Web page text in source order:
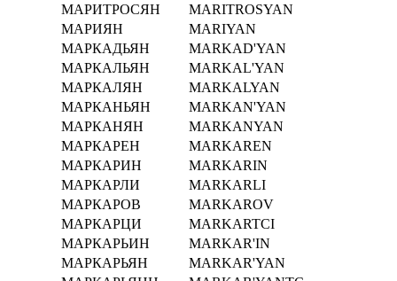
МАРИТРОСЯН
MARITROSYAN
МАРИЯН
MARIYAN
МАРКАДЬЯН
MARKAD'YAN
МАРКАЛЬЯН
MARKAL'YAN
МАРКАЛЯН
MARKALYAN
МАРКАНЬЯН
MARKAN'YAN
МАРКАНЯН
MARKANYAN
МАРКАРЕН
MARKAREN
МАРКАРИН
MARKARIN
МАРКАРЛИ
MARKARLI
МАРКАРОВ
MARKAROV
МАРКАРЦИ
MARKARTCI
МАРКАРЬИН
MARKAR'IN
МАРКАРЬЯН
MARKAR'YAN